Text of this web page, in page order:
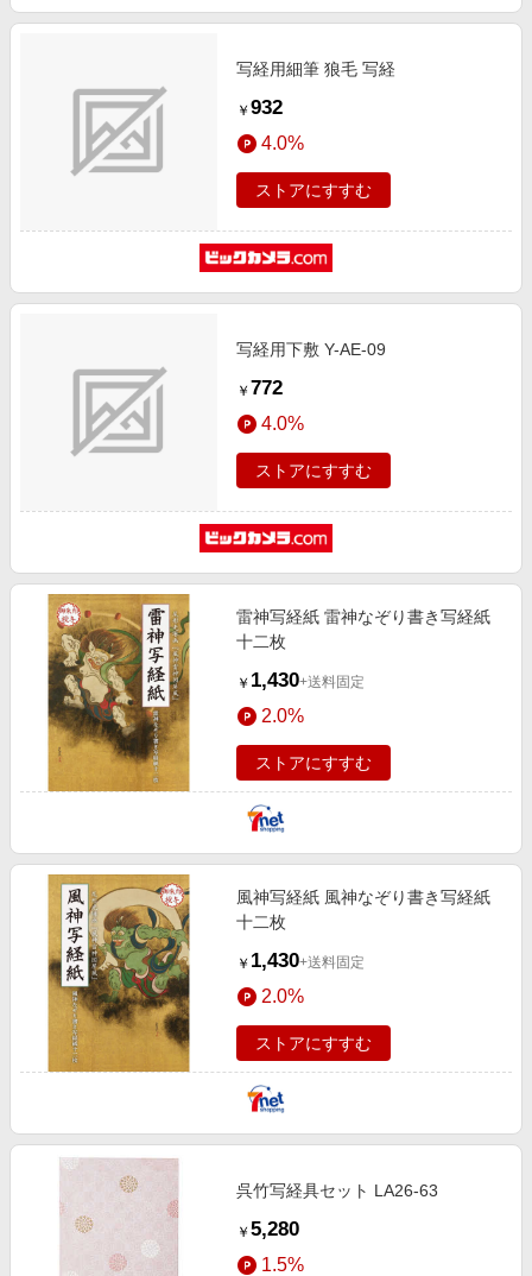
写経用細筆 狼毛 写経
￥ 932
4.0%
ストアにすすむ
写経用下敷 Y-AE-09
￥ 772
4.0%
ストアにすすむ
雷神写経紙 雷神なぞり書き写経紙
十二枚
￥ 1,430+送料固定
2.0%
ストアにすすむ
風神写経紙 風神なぞり書き写経紙
十二枚
￥ 1,430+送料固定
2.0%
ストアにすすむ
呉竹写経具セット LA26-63
￥ 5,280
1.5%